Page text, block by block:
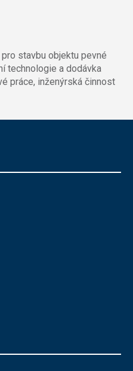
stavbu objektu pevné
technologie a dodávka
práce, inženýrská činnost